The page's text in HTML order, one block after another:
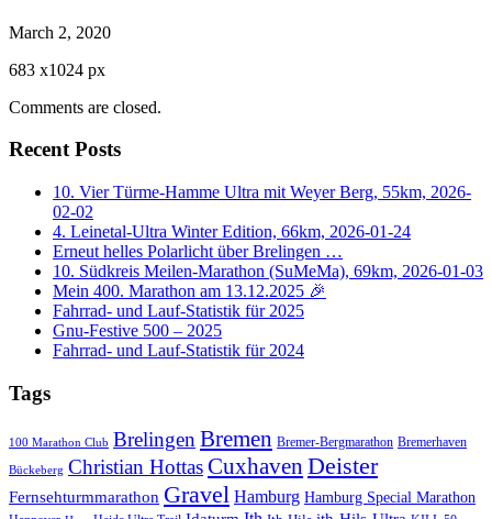
March 2, 2020
683 x1024 px
Comments are closed.
Recent Posts
10. Vier Türme-Hamme Ultra mit Weyer Berg, 55km, 2026-
02-02
4. Leinetal-Ultra Winter Edition, 66km, 2026-01-24
Erneut helles Polarlicht über Brelingen …
10. Südkreis Meilen-Marathon (SuMeMa), 69km, 2026-01-03
Mein 400. Marathon am 13.12.2025 🎉
Fahrrad- und Lauf-Statistik für 2025
Gnu-Festive 500 – 2025
Fahrrad- und Lauf-Statistik für 2024
Tags
100 Marathon Club BrelingenBremen Bremer-Bergmarathon Bremerhaven
Bückeberg Christian HottasCuxhaven Deister
Fernsehturmmarathon Gravel Hamburg Hamburg Special Marathon